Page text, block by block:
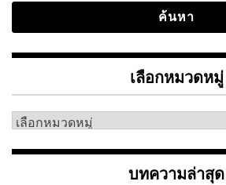
เลือกหมวดหมู่
เลือก
หมู่
บทความล่าสุด